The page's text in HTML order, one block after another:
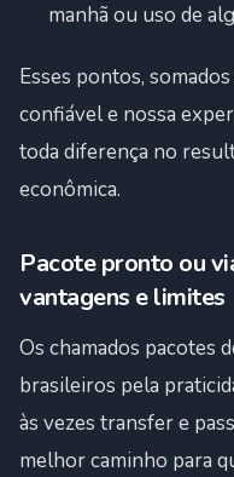
manhã ou uso de
Esses pontos,
confiável e nossa
toda diferença no
econômica.
Pacote pronto ou
vantagens e limites
Os chamados pacotes
brasileiros pela
às vezes transfer e
melhor caminho para